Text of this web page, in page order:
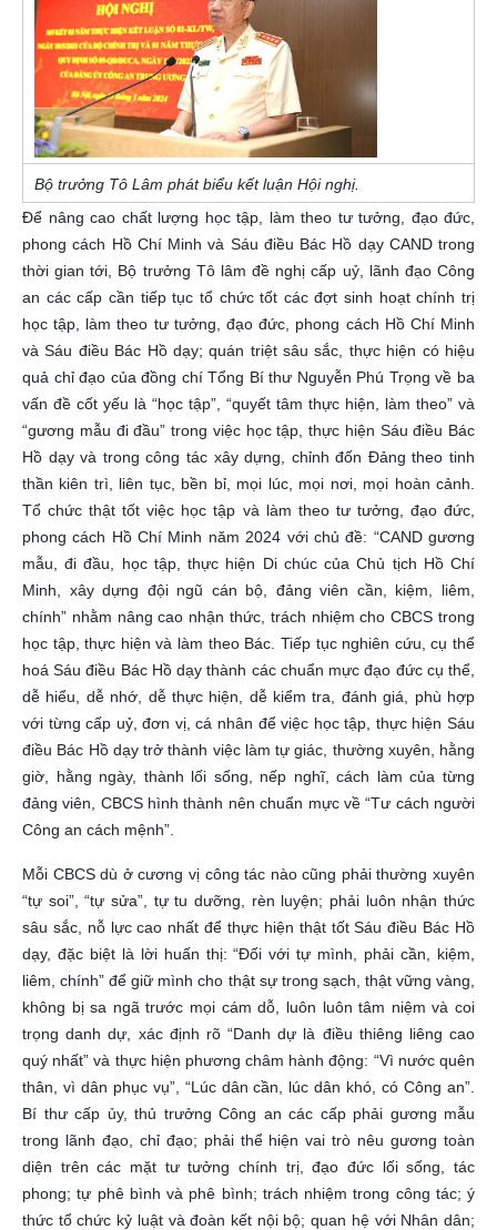
Bộ trưởng Tô Lâm phát biểu kết luận Hội nghị.
Để nâng cao chất lượng học tập, làm theo tư tưởng, đạo đức,
phong cách Hồ Chí Minh và Sáu điều Bác Hồ dạy CAND trong
thời gian tới, Bộ trưởng Tô lâm đề nghị cấp uỷ, lãnh đạo Công
an các cấp cần tiếp tục tổ chức tốt các đợt sinh hoạt chính trị
học tập, làm theo tư tưởng, đạo đức, phong cách Hồ Chí Minh
và Sáu điều Bác Hồ dạy; quán triệt sâu sắc, thực hiện có hiệu
quả chỉ đạo của đồng chí Tổng Bí thư Nguyễn Phú Trọng về ba
vấn đề cốt yếu là “học tập”, “quyết tâm thực hiện, làm theo” và
“gương mẫu đi đầu” trong việc học tập, thực hiện Sáu điều Bác
Hồ dạy và trong công tác xây dựng, chỉnh đốn Đảng theo tinh
thần kiên trì, liên tục, bền bỉ, mọi lúc, mọi nơi, mọi hoàn cảnh.
Tổ chức thật tốt việc học tập và làm theo tư tưởng, đạo đức,
phong cách Hồ Chí Minh năm 2024 với chủ đề: “CAND gương
mẫu, đi đầu, học tập, thực hiện Di chúc của Chủ tịch Hồ Chí
Minh, xây dựng đội ngũ cán bộ, đảng viên cần, kiệm, liêm,
chính” nhằm nâng cao nhận thức, trách nhiệm cho CBCS trong
học tập, thực hiện và làm theo Bác. Tiếp tục nghiên cứu, cụ thể
hoá Sáu điều Bác Hồ dạy thành các chuẩn mực đạo đức cụ thể,
dễ hiểu, dễ nhớ, dễ thực hiện, dễ kiểm tra, đánh giá, phù hợp
với từng cấp uỷ, đơn vị, cá nhân để việc học tập, thực hiện Sáu
điều Bác Hồ dạy trở thành việc làm tự giác, thường xuyên, hằng
giờ, hằng ngày, thành lối sống, nếp nghĩ, cách làm của từng
đảng viên, CBCS hình thành nên chuẩn mực về “Tư cách người
Công an cách mệnh”.
Mỗi CBCS dù ở cương vị công tác nào cũng phải thường xuyên
“tự soi”, “tự sửa”, tự tu dưỡng, rèn luyện; phải luôn nhận thức
sâu sắc, nỗ lực cao nhất để thực hiện thật tốt Sáu điều Bác Hồ
dạy, đặc biệt là lời huấn thị: “Đối với tự mình, phải cần, kiệm,
liêm, chính” để giữ mình cho thật sự trong sạch, thật vững vàng,
không bị sa ngã trước mọi cám dỗ, luôn luôn tâm niệm và coi
trọng danh dự, xác định rõ “Danh dự là điều thiêng liêng cao
quý nhất” và thực hiện phương châm hành động: “Vì nước quên
thân, vì dân phục vụ”, “Lúc dân cần, lúc dân khó, có Công an”.
Bí thư cấp ủy, thủ trưởng Công an các cấp phải gương mẫu
trong lãnh đạo, chỉ đạo; phải thể hiện vai trò nêu gương toàn
diện trên các mặt tư tưởng chính trị, đạo đức lối sống, tác
phong; tự phê bình và phê bình; trách nhiệm trong công tác; ý
thức tổ chức kỷ luật và đoàn kết nội bộ; quan hệ với Nhân dân;